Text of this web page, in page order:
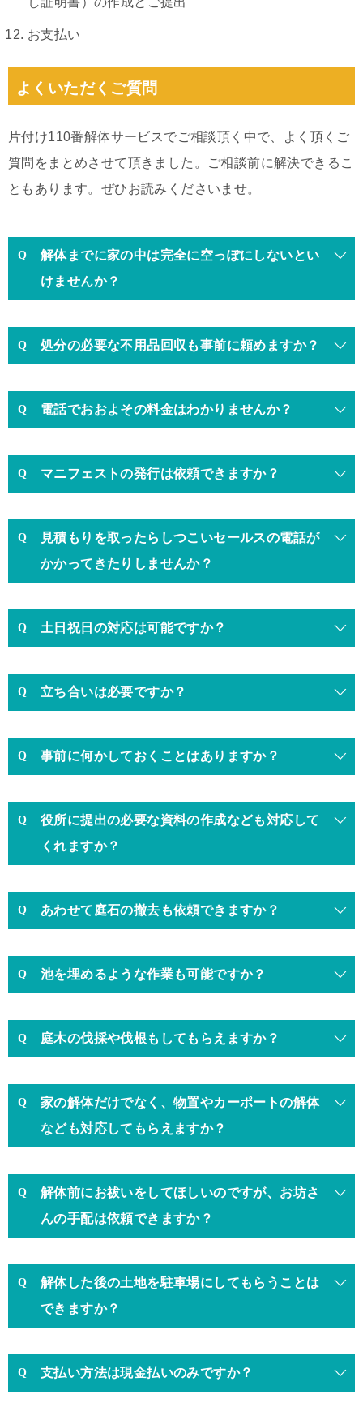
お支払い
よくいただくご質問
片付け110番解体サービスでご相談頂く中で、よく頂くご
質問をまとめさせて頂きました。ご相談前に解決できるこ
ともあります。ぜひお読みくださいませ。
解体までに家の中は完全に空っぽにしないとい
けませんか？
処分の必要な不用品回収も事前に頼めますか？
電話でおおよその料金はわかりませんか？
マニフェストの発行は依頼できますか？
見積もりを取ったらしつこいセールスの電話が
かかってきたりしませんか？
土日祝日の対応は可能ですか？
立ち合いは必要ですか？
事前に何かしておくことはありますか？
役所に提出の必要な資料の作成なども対応して
くれますか？
あわせて庭石の撤去も依頼できますか？
池を埋めるような作業も可能ですか？
庭木の伐採や伐根もしてもらえますか？
家の解体だけでなく、物置やカーポートの解体
なども対応してもらえますか？
解体前にお祓いをしてほしいのですが、お坊さ
んの手配は依頼できますか？
解体した後の土地を駐車場にしてもらうことは
できますか？
支払い方法は現金払いのみですか？